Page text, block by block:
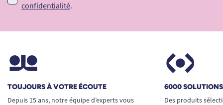
confidentialité.
TOUJOURS À VOTRE ÉCOUTE
Depuis 15 ans, notre équipe d’experts vous
6000
Des produits